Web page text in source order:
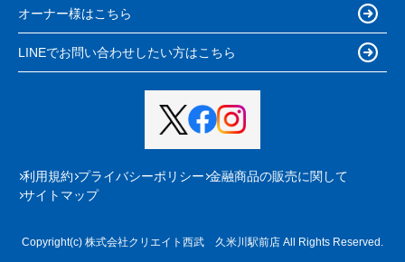
オーナー様はこちら
LINEでお問い合わせしたい方はこちら
利用規約 プライバシーポリシー 金融商品の販売に関して
サイトマップ
Copyright(c) 株式会社クリエイト西武 久米川駅前店 All Rights Reserved.